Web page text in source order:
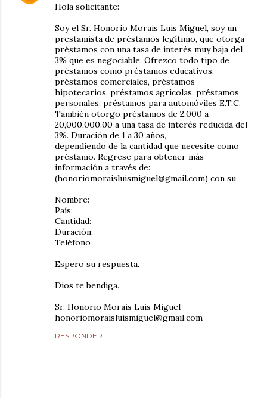
Hola solicitante:
Soy el Sr. Honorio Morais Luis Miguel, soy un
prestamista de préstamos legítimo, que otorga
préstamos con una tasa de interés muy baja del
3% que es negociable. Ofrezco todo tipo de
préstamos como préstamos educativos,
préstamos comerciales, préstamos
hipotecarios, préstamos agrícolas, préstamos
personales, préstamos para automóviles E.T.C.
También otorgo préstamos de 2,000 a
20,000,000.00 a una tasa de interés reducida del
3%. Duración de 1 a 30 años,
dependiendo de la cantidad que necesite como
préstamo. Regrese para obtener más
información a través de:
(honoriomoraisluismiguel@gmail.com) con su
Nombre:
País:
Cantidad:
Duración:
Teléfono
Espero su respuesta.
Dios te bendiga.
Sr. Honorio Morais Luis Miguel
honoriomoraisluismiguel@gmail.com
RESPONDER